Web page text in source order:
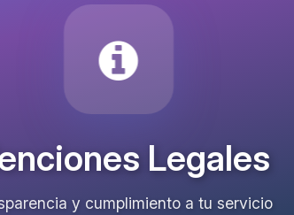
Legales
y cumplimiento a tu servicio